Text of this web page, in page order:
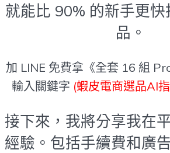
就能比 90% 的新手更
品。
加 LINE 免費拿《全套 16 組
輸入關鍵字 (蝦皮電商選品AI
接下來，我將分享我在
經驗。包括手續費和廣